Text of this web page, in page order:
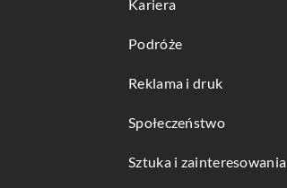
Kariera
Podróże
Reklama i druk
Społeczeństwo
Sztuka i zainteresowania